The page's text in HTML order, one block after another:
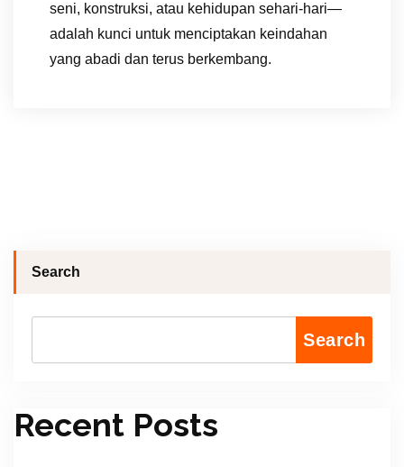
seni, konstruksi, atau kehidupan sehari-hari—
adalah kunci untuk menciptakan keindahan
yang abadi dan terus berkembang.
Search
Search
Recent Posts